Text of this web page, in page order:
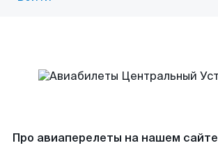
Про авиаперелеты на нашем сайте